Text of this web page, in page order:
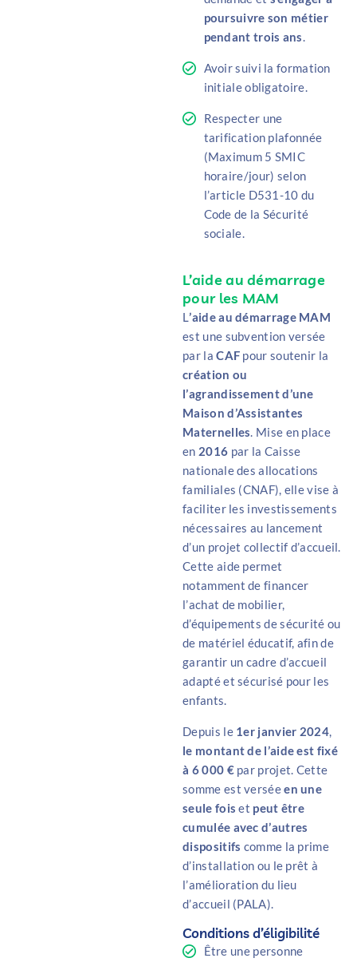
poursuivre son métier
pendant trois ans.
Avoir suivi la formation
initiale obligatoire.
Respecter une
tarification plafonnée
(Maximum 5 SMIC
horaire/jour) selon
l’article D531-10 du
Code de la Sécurité
sociale.
L’aide au démarrage
pour les MAM
L’aide au démarrage MAM
est une subvention versée
par laCAF pour soutenir la
création ou
l’agrandissement d’une
Maison d’Assistantes
Maternelles. Mise en place
en 2016 par la Caisse
nationale des allocations
familiales (CNAF), elle vise à
faciliter les investissements
nécessaires au lancement
d’un projet collectif d’accueil.
Cette aide permet
notamment de financer
l’achat de mobilier,
d’équipements de sécurité ou
de matériel éducatif, afin de
garantir un cadre d’accueil
adapté et sécurisé pour les
enfants.
Depuis le 1er janvier 2024,
le montant de l’aide est fixé
à 6 000 €par projet. Cette
somme est verséeen une
seule fois et peut être
cumulée avec d’autres
dispositifs comme la prime
d’installation ou le prêt à
l’amélioration du lieu
d’accueil (PALA).
Conditions d’éligibilité
Être une personne